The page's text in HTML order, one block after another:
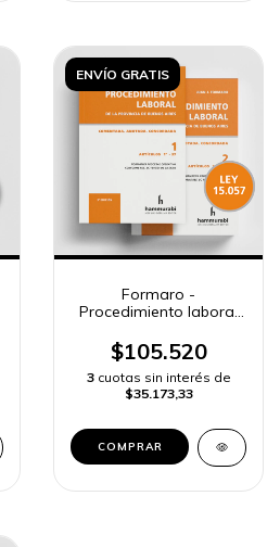
ENVÍO GRATIS
Formaro -
Procedimiento laboral
$105.520
3 cuotas sin interés de
$35.173,33
COMPRAR